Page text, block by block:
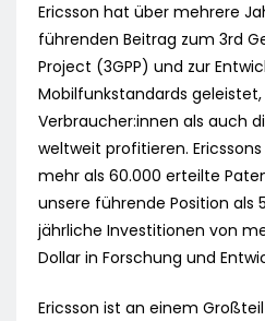
Ericsson hat über mehrere
führenden Beitrag zum 3rd
Project (3GPP) und zur
Mobilfunkstandards
Verbraucher:innen als auch
weltweit profitieren.
mehr als 60.000 erteilte
unsere führende Position als
jährliche Investitionen von
Dollar in Forschung und
Ericsson ist an einem